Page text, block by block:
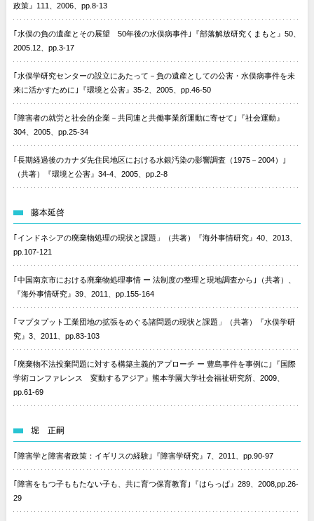
政策』111、2006、pp.8-13
｢水俣の負の遺産とその展望 50年後の水俣病事件｣『部落解放研究くまもと』50、
2005.12、pp.3-17
｢水俣学研究センターの設立にあたって－負の遺産としての公害・水俣病事件を未
来に活かすために｣『環境と公害』35-2、2005、pp.46-50
｢障害者の就労と社会的企業－共同連と共働事業所運動に寄せて｣『社会運動』
304、2005、pp.25-34
｢長期経過後のカナダ先住民地区における水銀汚染の影響調査（1975－2004）｣
（共著）『環境と公害』34-4、2005、pp.2-8
藤本延啓
｢インドネシアの廃棄物処理の現状と課題」（共著）『海外事情研究』40、2013、
pp.107-121
｢中国南京市における廃棄物処理事情 ー 法制度の整理と現地調査から｣（共著）、
『海外事情研究』39、2011、pp.155-164
｢マプタプット工業団地の拡張をめぐる諸問題の現状と課題」（共著）『水俣学研
究』3、2011、pp.83-103
｢廃棄物不法投棄問題に対する構築主義的アプローチ ー 豊島事件を事例に｣『国際
学術コンファレンス 変動するアジア』熊本学園大学社会福祉研究所、2009、
pp.61-69
堀 正嗣
｢障害学と障害者政策：イギリスの経験｣『障害学研究』7、2011、pp.90-97
｢障害をもつ子ももたない子も、共に育つ保育教育｣『はらっぱ』289、2008,pp.26-
29